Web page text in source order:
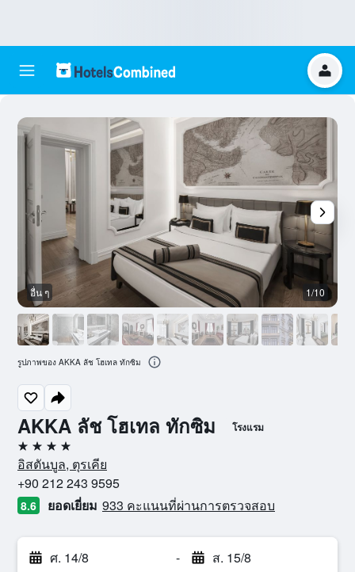
AKKA ลัช โฮเทล ทักซิม โรงแรม
4 ดาว
อิสตันบูล, ตุรเคีย
+90 212 243 9595
8.6 ยอดเยี่ยม 933 คะแนนที่ผ่านการตรวจสอบ
ศ. 14/8 - ส. 15/8
อื่น ๆ 1/10
รูปภาพของ AKKA ลัช โฮเทล ทักซิม